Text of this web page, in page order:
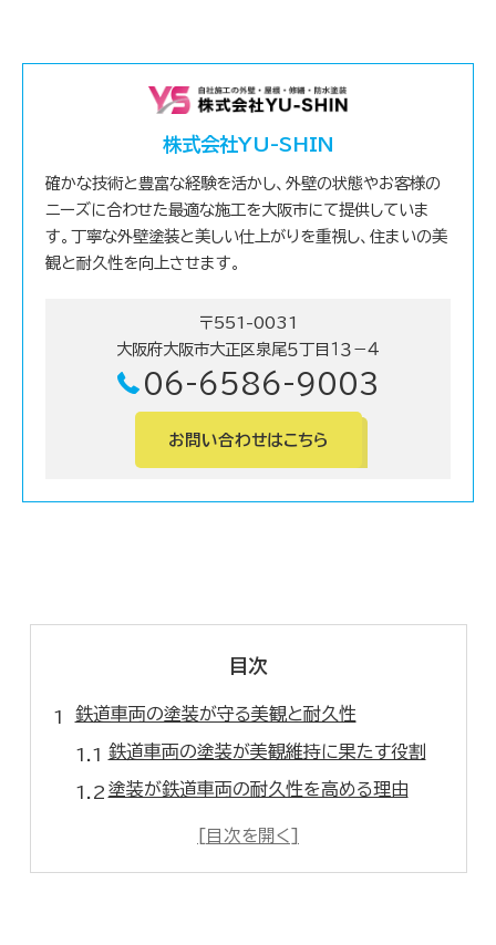
株式会社YU-SHIN
確かな技術と豊富な経験を活かし、外壁の状態やお客様の
ニーズに合わせた最適な施工を大阪市にて提供していま
す。丁寧な外壁塗装と美しい仕上がりを重視し、住まいの美
観と耐久性を向上させます。
〒551-0031
大阪府大阪市大正区泉尾５丁目１３－４
06-6586-9003
お問い合わせはこちら
目次
鉄道車両の塗装が守る美観と耐久性
鉄道車両の塗装が美観維持に果たす役割
塗装が鉄道車両の耐久性を高める理由
塗装と鉄道車両の腐食防止の密接な関係